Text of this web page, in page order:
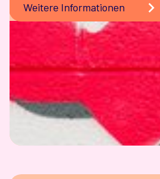
Weitere Informationen